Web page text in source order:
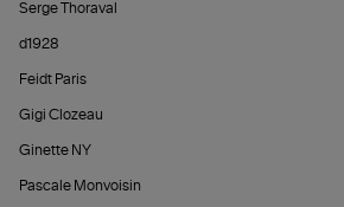
Serge Thoraval
d1928
Feidt Paris
Gigi Clozeau
Ginette NY
Pascale Monvoisin